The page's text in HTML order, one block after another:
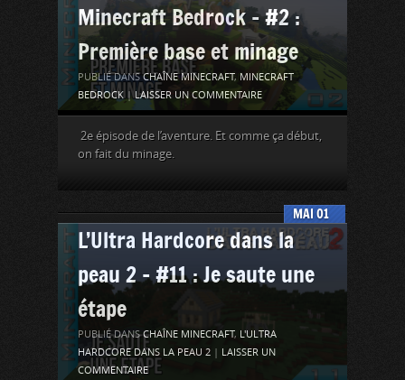
Minecraft Bedrock – #2 :
Première base et minage
PUBLIÉ DANSCHAÎNE MINECRAFT, MINECRAFT
BEDROCK | LAISSER UN COMMENTAIRE
2e épisode de l’aventure. Et comme ça début,
on fait du minage.
01
MAI
L’Ultra Hardcore dans la
peau 2 – #11 : Je saute une
étape
PUBLIÉ DANSCHAÎNE MINECRAFT, L'ULTRA
HARDCORE DANS LA PEAU 2 | LAISSER UN
COMMENTAIRE